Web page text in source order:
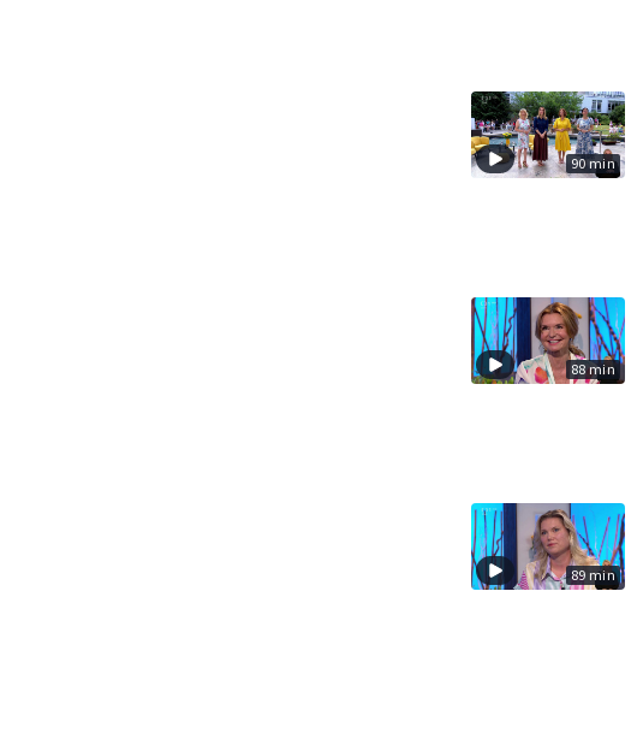
90 min
88 min
89 min